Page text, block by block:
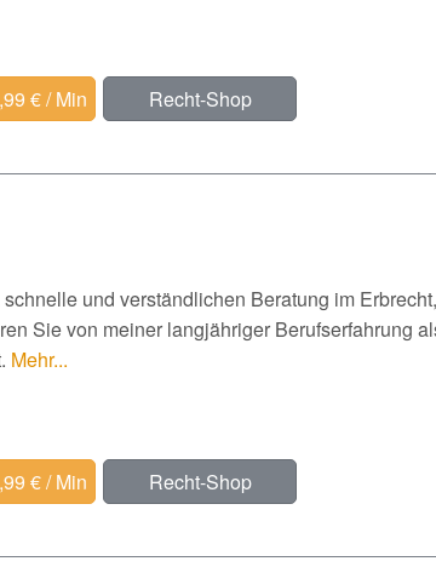
€ / Min Recht-Shop
€ / Min Recht-Shop
und verständlichen Beratung im Erbrecht,
Sie von meiner langjähriger Berufserfahrung
Mehr...